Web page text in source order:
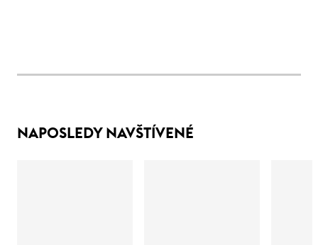
NAPOSLEDY NAVŠTÍVENÉ